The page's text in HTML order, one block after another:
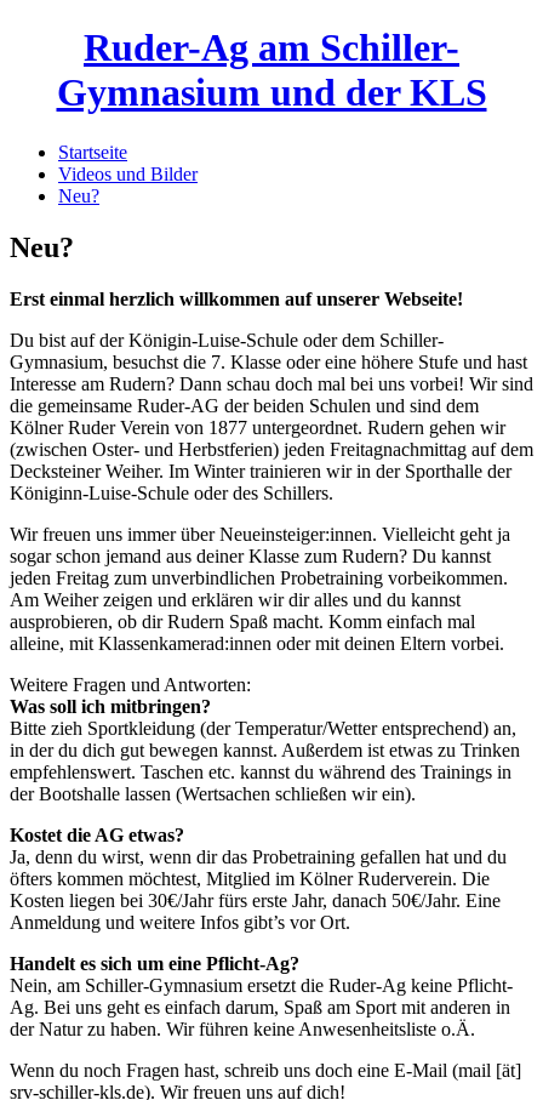
Ruder-Ag am Schiller-
Gymnasium und der KLS
Startseite
Videos und Bilder
Neu?
Neu?
Erst einmal herzlich willkommen auf unserer Webseite!
Du bist auf der Königin-Luise-Schule oder dem Schiller-
Gymnasium, besuchst die 7. Klasse oder eine höhere Stufe und hast
Interesse am Rudern? Dann schau doch mal bei uns vorbei! Wir sind
die gemeinsame Ruder-AG der beiden Schulen und sind dem
Kölner Ruder Verein von 1877 untergeordnet. Rudern gehen wir
(zwischen Oster- und Herbstferien) jeden Freitagnachmittag auf dem
Decksteiner Weiher. Im Winter trainieren wir in der Sporthalle der
Königinn-Luise-Schule oder des Schillers.
Wir freuen uns immer über Neueinsteiger:innen. Vielleicht geht ja
sogar schon jemand aus deiner Klasse zum Rudern? Du kannst
jeden Freitag zum unverbindlichen Probetraining vorbeikommen.
Am Weiher zeigen und erklären wir dir alles und du kannst
ausprobieren, ob dir Rudern Spaß macht. Komm einfach mal
alleine, mit Klassenkamerad:innen oder mit deinen Eltern vorbei.
Weitere Fragen und Antworten:
Was soll ich mitbringen?
Bitte zieh Sportkleidung (der Temperatur/Wetter entsprechend) an,
in der du dich gut bewegen kannst. Außerdem ist etwas zu Trinken
empfehlenswert. Taschen etc. kannst du während des Trainings in
der Bootshalle lassen (Wertsachen schließen wir ein).
Kostet die AG etwas?
Ja, denn du wirst, wenn dir das Probetraining gefallen hat und du
öfters kommen möchtest, Mitglied im Kölner Ruderverein. Die
Kosten liegen bei 30€/Jahr fürs erste Jahr, danach 50€/Jahr. Eine
Anmeldung und weitere Infos gibt’s vor Ort.
Handelt es sich um eine Pflicht-Ag?
Nein, am Schiller-Gymnasium ersetzt die Ruder-Ag keine Pflicht-
Ag. Bei uns geht es einfach darum, Spaß am Sport mit anderen in
der Natur zu haben. Wir führen keine Anwesenheitsliste o.Ä.
Wenn du noch Fragen hast, schreib uns doch eine E-Mail (mail [ät]
srv-schiller-kls.de). Wir freuen uns auf dich!